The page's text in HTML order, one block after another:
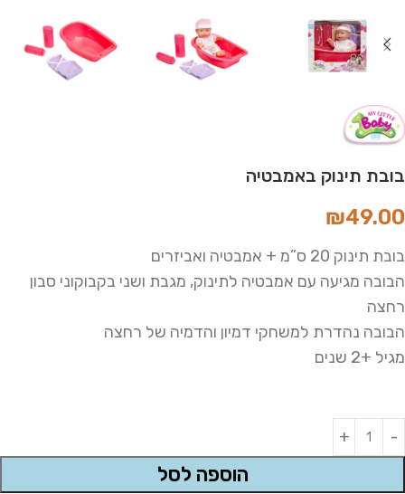
בובת תינוק באמבטיה
₪49.00
בובת תינוק 20 ס”מ + אמבטיה ואביזרים
הבובה מגיעה עם אמבטיה לתינוק, מגבת ושני בקבוקוני סבון
רחצה
הבובה נהדרת למשחקי דמיון והדמיה של רחצה
מגיל +2 שנים
הוספה לסל
Alternative: